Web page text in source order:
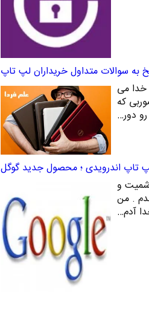
به سوالات متداول خریداران لپ تاپ
خدا می
ضوربی که
دور…
تاپ اندرویدی ؛ محصول جدید گوگل
و
. من
آدم…